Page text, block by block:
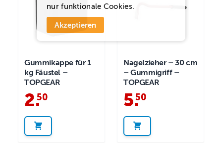
Gummikappe für 1
kg Fäustel –
TOPGEAR
2.
50
Nagelzieher – 30 cm
– Gummigriff –
TOPGEAR
5.
50
nur funktionale Cookies.
Akzeptieren